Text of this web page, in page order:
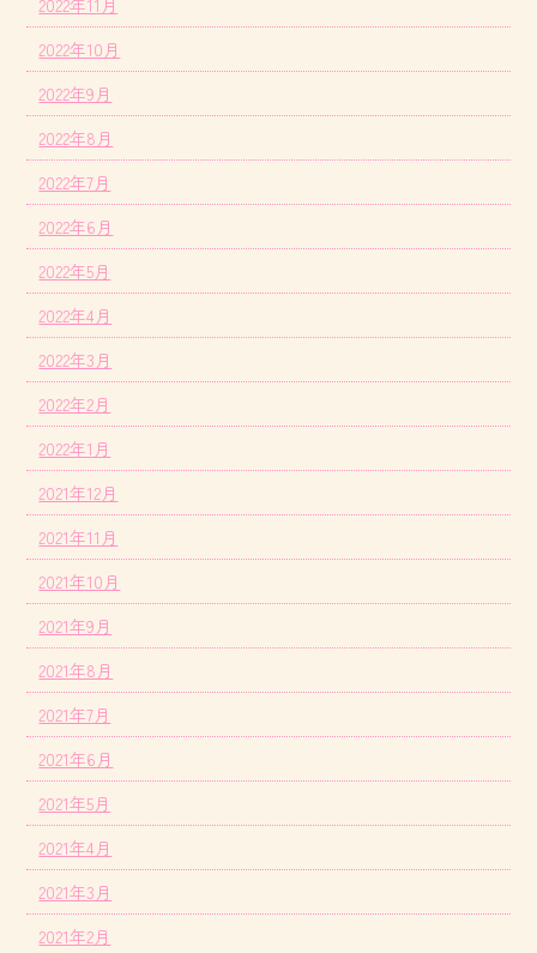
2022年11月
2022年10月
2022年9月
2022年8月
2022年7月
2022年6月
2022年5月
2022年4月
2022年3月
2022年2月
2022年1月
2021年12月
2021年11月
2021年10月
2021年9月
2021年8月
2021年7月
2021年6月
2021年5月
2021年4月
2021年3月
2021年2月